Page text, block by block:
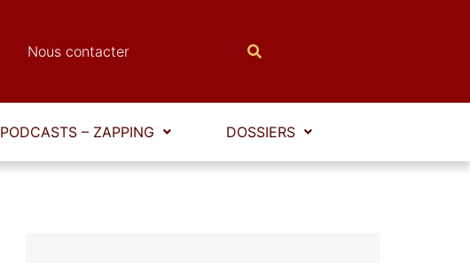
Nous contacter
PODCASTS – ZAPPING DOSSIERS